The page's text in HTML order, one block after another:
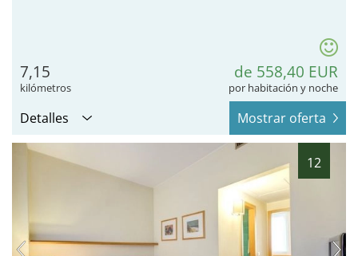
7,15
kilómetros
de 558,40 EUR
por habitación y noche
Detalles Mostrar oferta
12